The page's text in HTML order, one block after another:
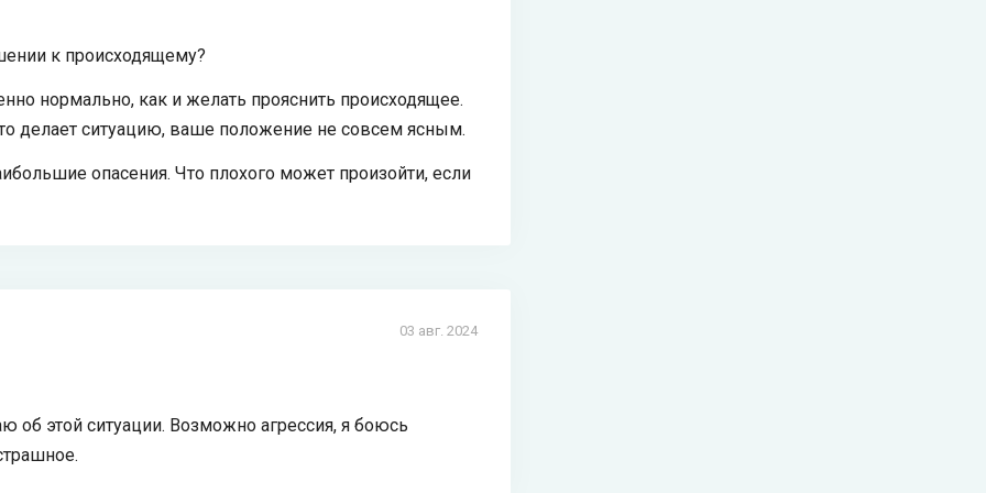
к происходящему?
нормально, как и желать прояснить происходящее.
делает ситуацию, ваше положение не совсем ясным.
опасения. Что плохого может произойти, если
03 авг. 2024
об этой ситуации. Возможно агрессия, я боюсь